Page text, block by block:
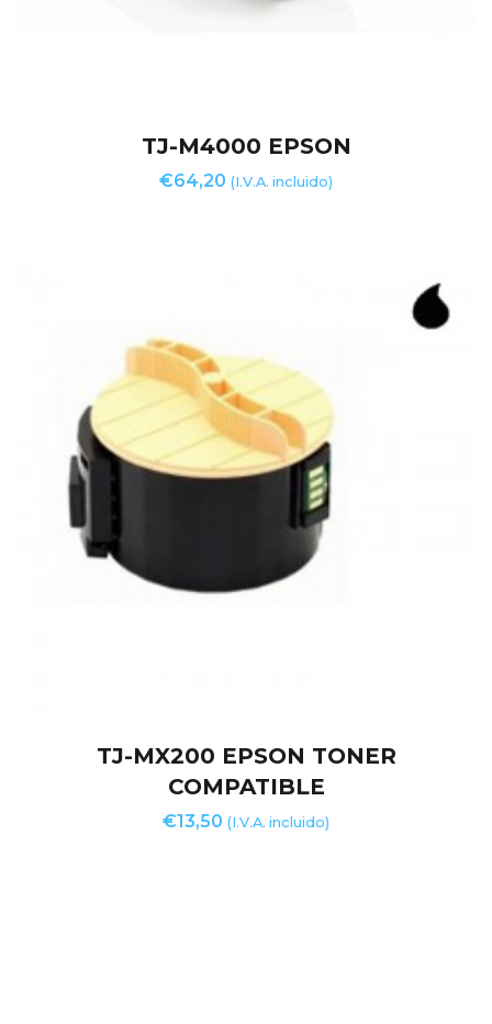
TJ-M4000 EPSON
€64,20 (I.V.A. incluido)
TJ-MX200 EPSON TONER
COMPATIBLE
€13,50 (I.V.A. incluido)